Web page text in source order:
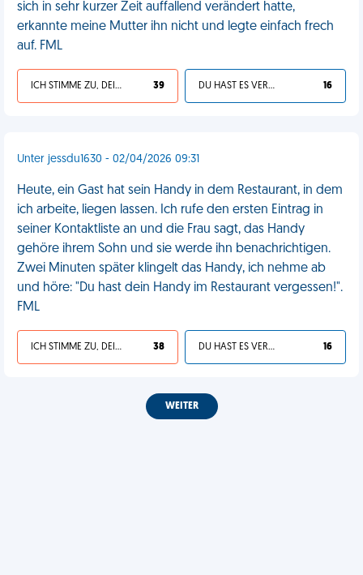
sich in sehr kurzer Zeit auffallend verändert hatte,
erkannte meine Mutter ihn nicht und legte einfach frech
auf. FML
ICH STIMME ZU, DEIN LEBEN IST SCHEISSE 39 DU HAST ES VERDIENT 16
Unter jessdu1630 - 02/04/2026 09:31
Heute, ein Gast hat sein Handy in dem Restaurant, in dem
ich arbeite, liegen lassen. Ich rufe den ersten Eintrag in
seiner Kontaktliste an und die Frau sagt, das Handy
gehöre ihrem Sohn und sie werde ihn benachrichtigen.
Zwei Minuten später klingelt das Handy, ich nehme ab
und höre: "Du hast dein Handy im Restaurant vergessen!".
FML
ICH STIMME ZU, DEIN LEBEN IST SCHEISSE 38 DU HAST ES VERDIENT 16
WEITER